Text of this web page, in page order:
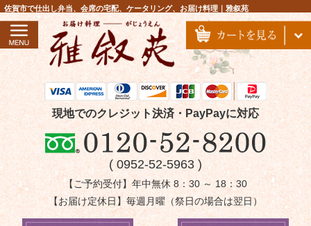
コ
ン
ツ
へ
ス
キ
プ
佐賀市で仕出し弁当、会席の宅配、ケータリング、お届け料理｜雅叙苑
現地でのクレジット決済・PayPayに対応
( 0952-52-5963 )
【ご予約受付】年中無休 8：30 ～ 18：30
【お届け定休日】毎週月曜（祭日の場合は翌日）